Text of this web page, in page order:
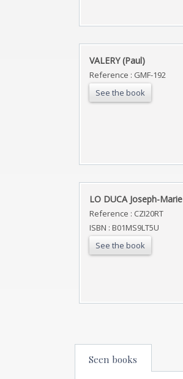
‎VALERY (Paul)‎
Reference : GMF-192
See the book
‎LO DUCA Joseph-Marie‎
Reference : CZI20RT
ISBN : B01MS9LT5U
See the book
Seen books